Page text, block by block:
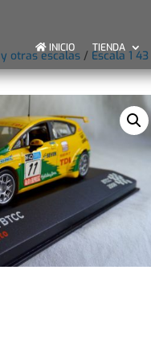
INICIO TIENDA
y otras escalas / Escala 1 43